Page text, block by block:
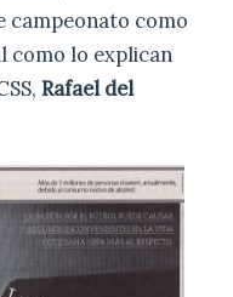
campeonato como
como lo explican
Rafael del